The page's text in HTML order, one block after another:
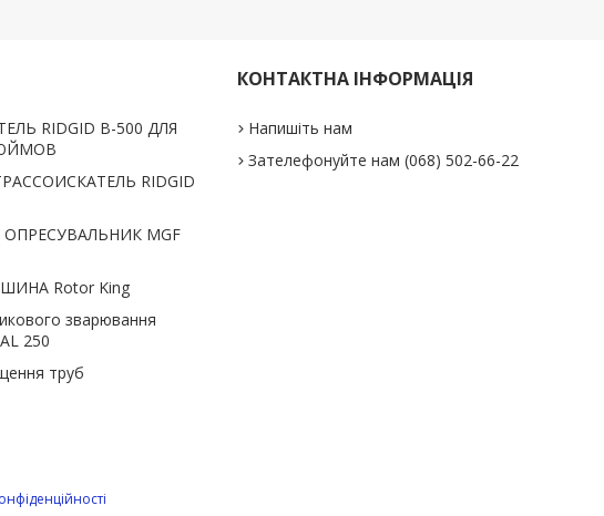
RIDGID В-500 ДЛЯ
RIDGID
MGF
Rotor King
зварювання
250
труб
КОНТАКТНА ІНФОРМАЦІЯ
Напишіть нам
Зателефонуйте нам (068) 502-66-22